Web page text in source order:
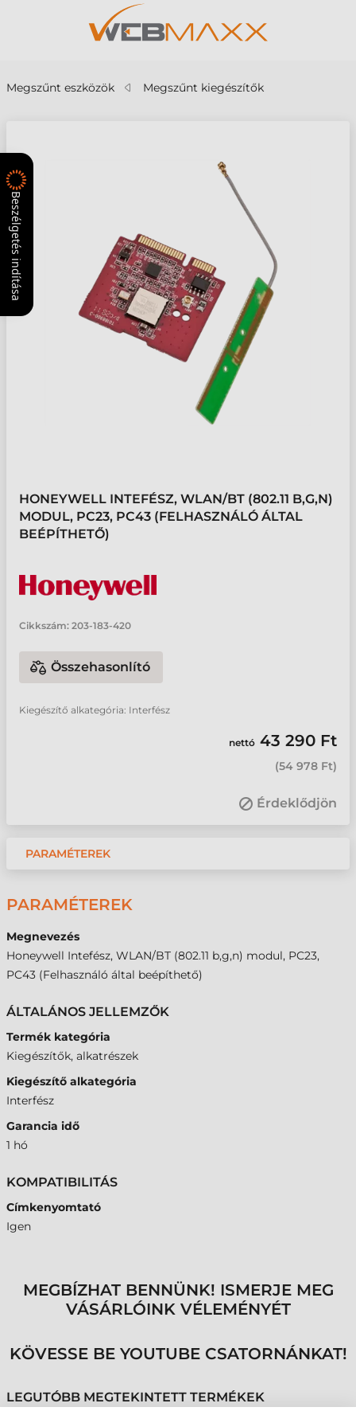
Megszűnt eszközök Megszűnt kiegészítők
HONEYWELL INTEFÉSZ, WLAN/BT (802.11 B,G,N)
MODUL, PC23, PC43 (FELHASZNÁLÓ ÁLTAL
BEÉPÍTHETŐ)
Cikkszám: 203-183-420
Összehasonlító
Kiegészítő alkategória: Interfész
nettó 43 290 Ft
(54 978 Ft)
Érdeklődjön
PARAMÉTEREK
PARAMÉTEREK
Megnevezés
Honeywell Intefész, WLAN/BT (802.11 b,g,n) modul, PC23,
PC43 (Felhasználó által beépíthető)
ÁLTALÁNOS JELLEMZŐK
Termék kategória
Kiegészítők, alkatrészek
Kiegészítő alkategória
Interfész
Garancia idő
1 hó
KOMPATIBILITÁS
Címkenyomtató
Igen
MEGBÍZHAT BENNÜNK! ISMERJE MEG
VÁSÁRLÓINK VÉLEMÉNYÉT
KÖVESSE BE YOUTUBE CSATORNÁNKAT!
LEGUTÓBB MEGTEKINTETT TERMÉKEK
Beszélgetés indítása